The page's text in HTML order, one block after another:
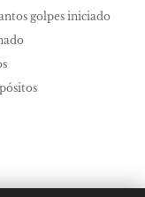
golpes iniciado